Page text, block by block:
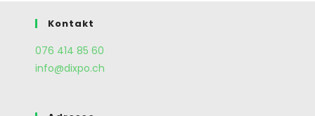
Kontakt
076 414 85 60
info@dixpo.ch